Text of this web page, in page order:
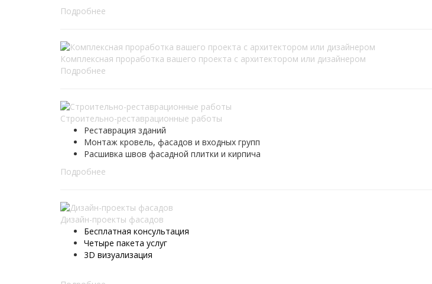
Подробнее
Комплексная проработка вашего проекта с архитектором или дизайнером
Подробнее
Строительно-реставрационные работы
Реставрация зданий
Монтаж кровель, фасадов и входных групп
Расшивка швов фасадной плитки и кирпича
Подробнее
Дизайн-проекты фасадов
Бесплатная консультация
Четыре пакета услуг
3D визуализация